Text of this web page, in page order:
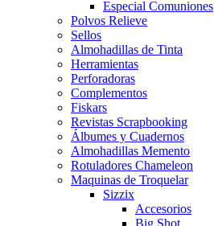
Especial Comuniones
Polvos Relieve
Sellos
Almohadillas de Tinta
Herramientas
Perforadoras
Complementos
Fiskars
Revistas Scrapbooking
Álbumes y Cuadernos
Almohadillas Memento
Rotuladores Chameleon
Maquinas de Troquelar
Sizzix
Accesorios
Big Shot